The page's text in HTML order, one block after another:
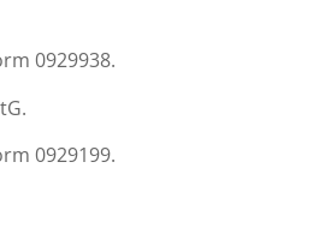
0929938.
0929199.